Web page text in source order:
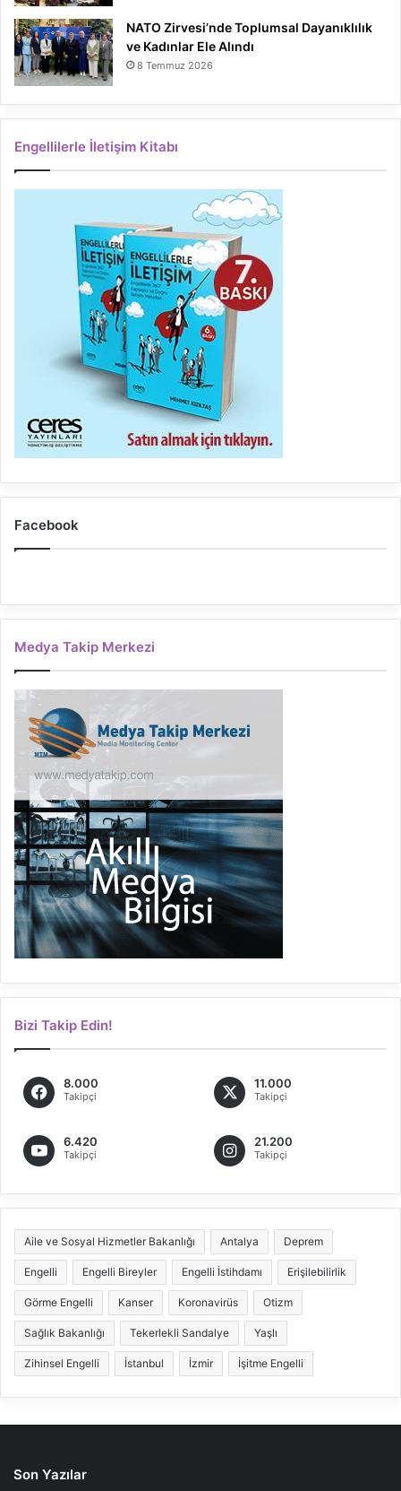
NATO Zirvesi’nde Toplumsal Dayanıklılık
ve Kadınlar Ele Alındı
8 Temmuz 2026
Engellilerle İletişim Kitabı
Facebook
Medya Takip Merkezi
Bizi Takip Edin!
8.000
Takipçi
11.000
Takipçi
6.420
Takipçi
21.200
Takipçi
Aile ve Sosyal Hizmetler Bakanlığı Antalya Deprem
Engelli Engelli Bireyler Engelli İstihdamı Erişilebilirlik
Görme Engelli Kanser Koronavirüs Otizm
Sağlık Bakanlığı Tekerlekli Sandalye Yaşlı
Zihinsel Engelli İstanbul İzmir İşitme Engelli
Son Yazılar